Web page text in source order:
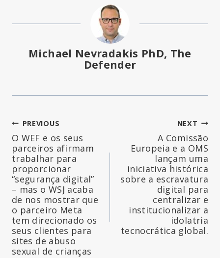
Michael Nevradakis PhD, The
Defender
Navegação
de
artigos
PREVIOUS
O WEF e os seus
parceiros afirmam
trabalhar para
proporcionar
“segurança digital”
– mas o WSJ acaba
de nos mostrar que
o parceiro Meta
tem direcionado os
seus clientes para
sites de abuso
sexual de crianças
NEXT
A Comissão
Europeia e a OMS
lançam uma
iniciativa histórica
sobre a escravatura
digital para
centralizar e
institucionalizar a
idolatria
tecnocrática global.